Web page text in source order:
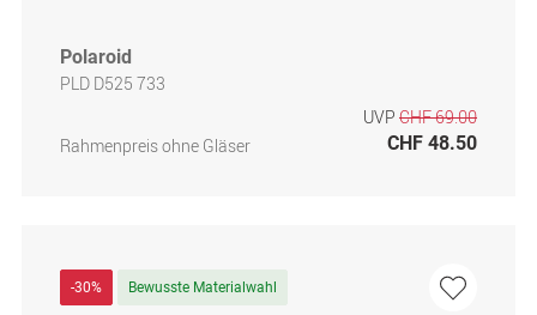
Polaroid
PLD D525 733
Rahmenpreis ohne Gläser
UVP CHF 69.00
CHF 48.50
-30% Bewusste Materialwahl